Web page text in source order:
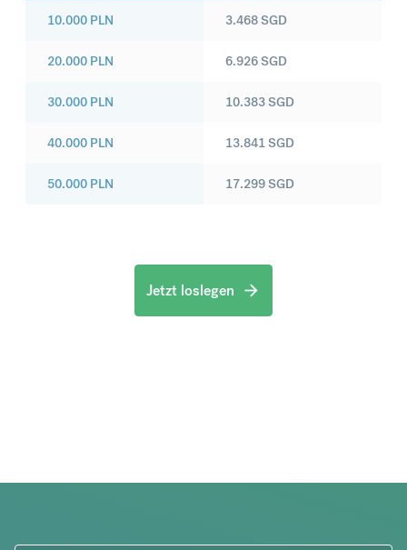
10.000 PLN
20.000 PLN
30.000 PLN
40.000 PLN
50.000 PLN
3.468SGD
6.926SGD
10.383SGD
13.841SGD
17.299SGD
Jetzt loslegen